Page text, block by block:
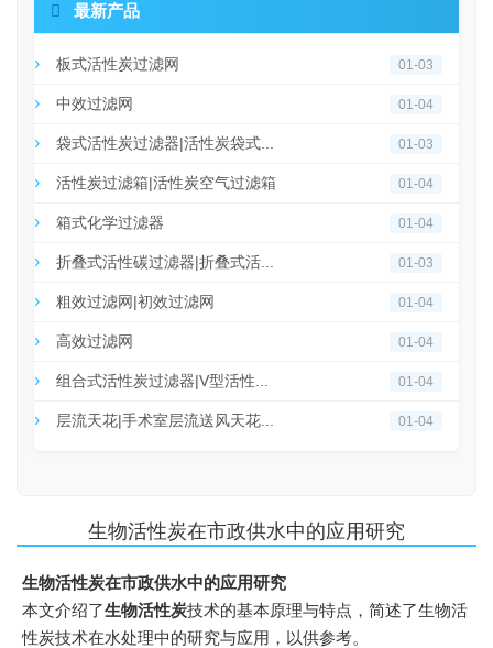
 最新产品
板式活性炭过滤网 01-03
中效过滤网 01-04
袋式活性炭过滤器|活性炭袋式... 01-03
活性炭过滤箱|活性炭空气过滤箱 01-04
箱式化学过滤器 01-04
折叠式活性碳过滤器|折叠式活... 01-03
粗效过滤网|初效过滤网 01-04
高效过滤网 01-04
组合式活性炭过滤器|V型活性... 01-04
层流天花|手术室层流送风天花... 01-04
生物活性炭在市政供水中的应用研究
生物活性炭在市政供水中的应用研究
本文介绍了生物活性炭技术的基本原理与特点，简述了生物活
性炭技术在水处理中的研究与应用，以供参考。